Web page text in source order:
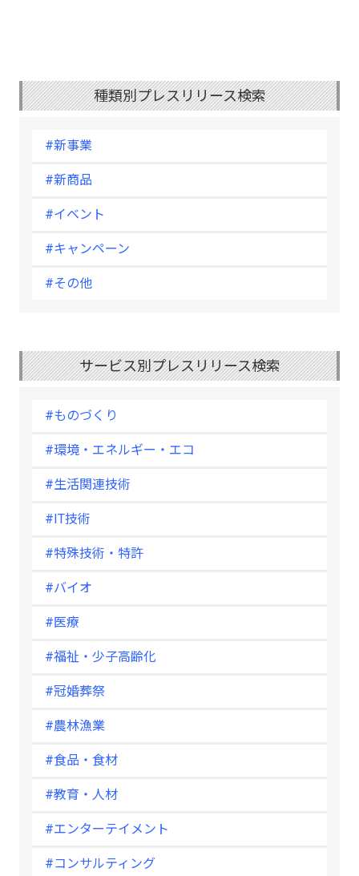
種類別プレスリリース検索
#新事業
#新商品
#イベント
#キャンペーン
#その他
サービス別プレスリリース検索
#ものづくり
#環境・エネルギー・エコ
#生活関連技術
#IT技術
#特殊技術・特許
#バイオ
#医療
#福祉・少子高齢化
#冠婚葬祭
#農林漁業
#食品・食材
#教育・人材
#エンターテイメント
#コンサルティング